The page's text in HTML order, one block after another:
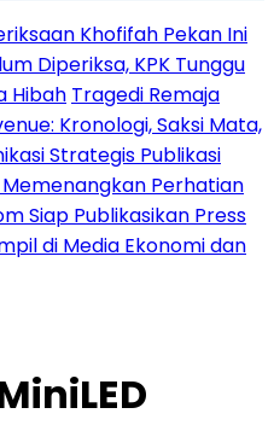
Khofifah Pekan Ini
Diperiksa, KPK Tunggu
Hibah Tragedi Remaja
Kronologi, Saksi Mata,
Strategis Publikasi
Memenangkan Perhatian
Siap Publikasikan Press
di Media Ekonomi dan